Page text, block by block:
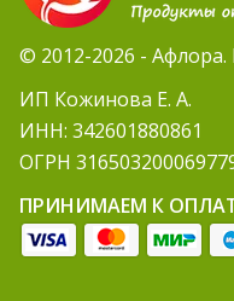
© 2012-2026 -
ИП Кожинова Е. А.
ИНН: 342601880861
ОГРН
ПРИНИМАЕМ К